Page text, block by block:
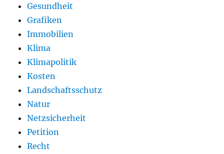
Gesundheit
Grafiken
Immobilien
Klima
Klimapolitik
Kosten
Landschaftsschutz
Natur
Netzsicherheit
Petition
Recht